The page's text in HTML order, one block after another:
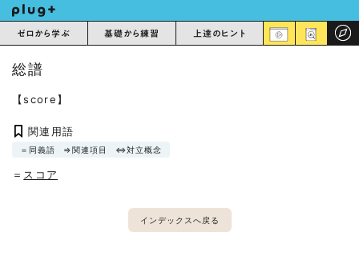
ゼロから学ぶ 基礎から練習 上達のヒント
総譜
【score】
関連用語
＝同義語 ⇒関連項目 ⇔対立概念
＝ スコア
インデックスへ戻る